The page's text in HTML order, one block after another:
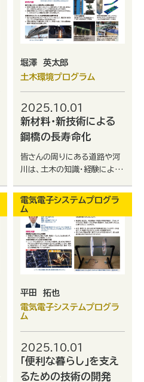
堀澤 英太郎
土木環境プログラム
2025.10.01
新材料・新技術による
鋼橋の長寿命化
皆さんの周りにある道路や河
川は、土木の知識・経験によっ
います。私たちの安全がどのよ
うに作られているのか学んで
みませんか？
電気電子システムプログラ
ム
平田 拓也
電気電子システムプログラ
ム
2025.10.01
「便利な暮らし」を支え
るための技術の開発